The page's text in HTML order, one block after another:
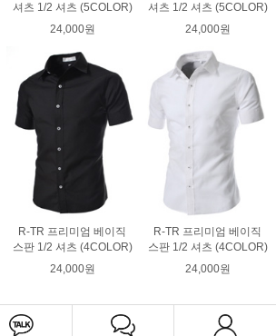
셔츠 1/2 셔츠 (5COLOR)
24,000원
셔츠 1/2 셔츠 (5COLOR)
24,000원
R-TR 프리미엄 베이직
스판 1/2 셔츠 (4COLOR)
24,000원
R-TR 프리미엄 베이직
스판 1/2 셔츠 (4COLOR)
24,000원